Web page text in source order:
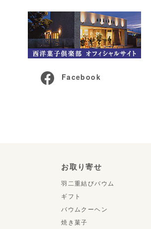
Facebook
お取り寄せ
羽二重結びバウム
ギフト
バウムクーヘン
焼き菓子